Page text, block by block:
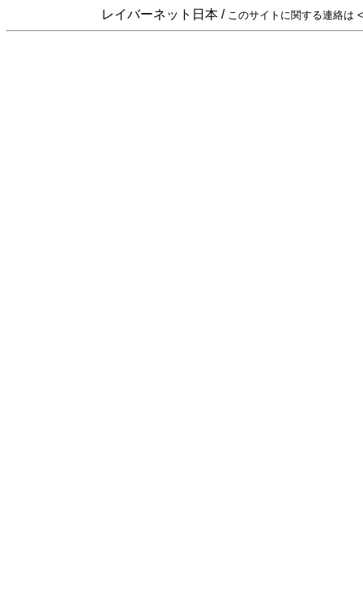
レイバーネット日本 / このサイトに関する連絡は